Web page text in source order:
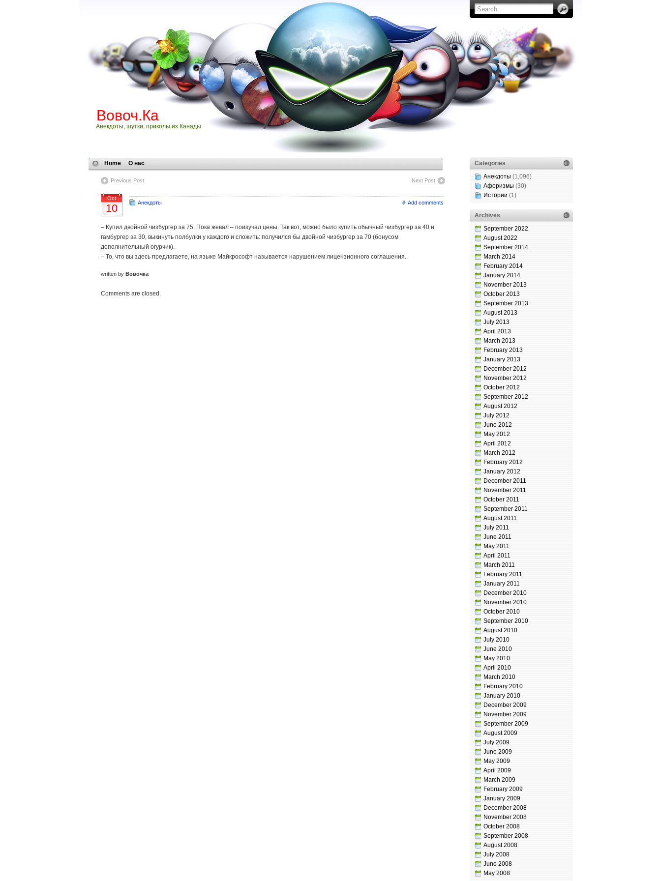
Вовоч.Ка
Анекдоты, шутки, приколы из Канады
Home О нас
Previous Post Next Post
Oct
10 Анекдоты Add comments
– Купил двойной чизбургер за 75. Пока жевал – поизучал цены. Так вот, можно было купить обычный чизбургер за 40 и
гамбургер за 30, выкинуть полбулки у каждого и сложить: получился бы двойной чизбургер за 70 (бонусом
дополнительный огурчик).
– То, что вы здесь предлагаете, на языке Майкрософт называется нарушением лицензионного соглашения.
written by Вовочка
Comments are closed.
Categories
Анекдоты (1,096)
Афоризмы (30)
Истории (1)
Archives
September 2022
August 2022
September 2014
March 2014
February 2014
January 2014
November 2013
October 2013
September 2013
August 2013
July 2013
April 2013
March 2013
February 2013
January 2013
December 2012
November 2012
October 2012
September 2012
August 2012
July 2012
June 2012
May 2012
April 2012
March 2012
February 2012
January 2012
December 2011
November 2011
October 2011
September 2011
August 2011
July 2011
June 2011
May 2011
April 2011
March 2011
February 2011
January 2011
December 2010
November 2010
October 2010
September 2010
August 2010
July 2010
June 2010
May 2010
April 2010
March 2010
February 2010
January 2010
December 2009
November 2009
September 2009
August 2009
July 2009
June 2009
May 2009
April 2009
March 2009
February 2009
January 2009
December 2008
November 2008
October 2008
September 2008
August 2008
July 2008
June 2008
May 2008